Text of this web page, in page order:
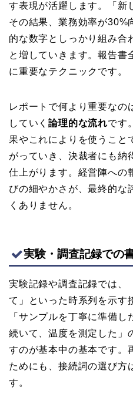
す表現が活躍します。「新
その結果、業務効率が30%
的な数字としっかり組み合
と増していきます。報告書
に重要なテクニックです。
レポートで何より重要なの
していく論理的な流れです
果やこれによりを使うこと
がっていき、決裁者にも納
仕上がります。経営陣への
びの細やかさが、最終的な
くありません。
実験・調査記録での
実験記録や調査記録では、「
て」といった時系列を示す
「サンプルを丁寧に準備し
続いて、温度を測定した」
すのが基本中の基本です。
ためにも、接続詞の選び方
す。